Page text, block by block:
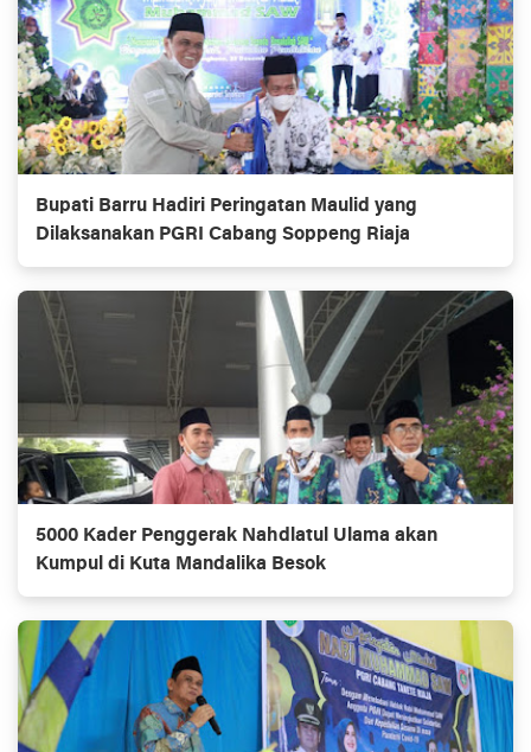
Bupati Barru Hadiri Peringatan Maulid yang
Dilaksanakan PGRI Cabang Soppeng Riaja
5000 Kader Penggerak Nahdlatul Ulama akan
Kumpul di Kuta Mandalika Besok